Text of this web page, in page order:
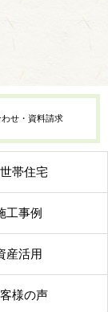
せ・資料請求
帯住宅
工事例
産活用
様の声